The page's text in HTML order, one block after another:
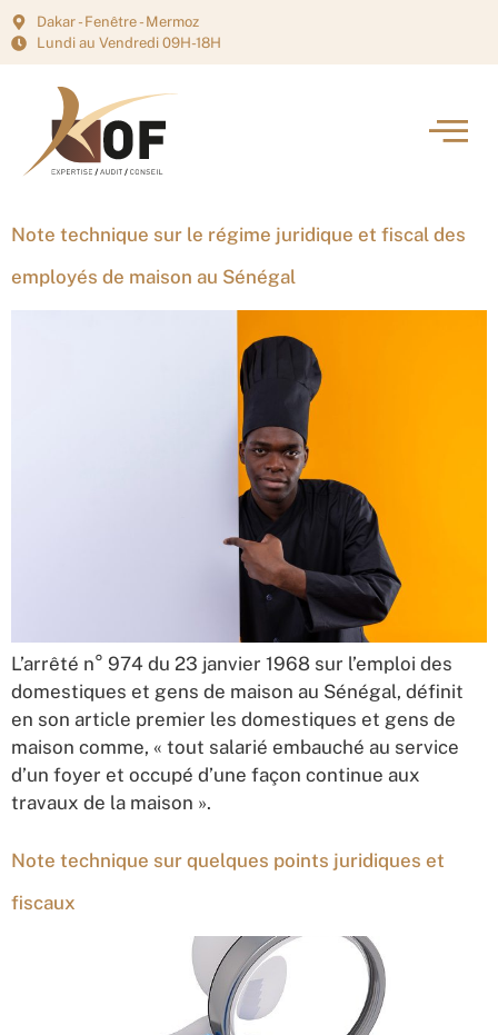
Dakar - Fenêtre - Mermoz
Lundi au Vendredi 09H-18H
Note technique sur le régime juridique et fiscal des
employés de maison au Sénégal
L’arrêté n° 974 du 23 janvier 1968 sur l’emploi des
domestiques et gens de maison au Sénégal, définit
en son article premier les domestiques et gens de
maison comme, « tout salarié embauché au service
d’un foyer et occupé d’une façon continue aux
travaux de la maison ».
Note technique sur quelques points juridiques et
fiscaux